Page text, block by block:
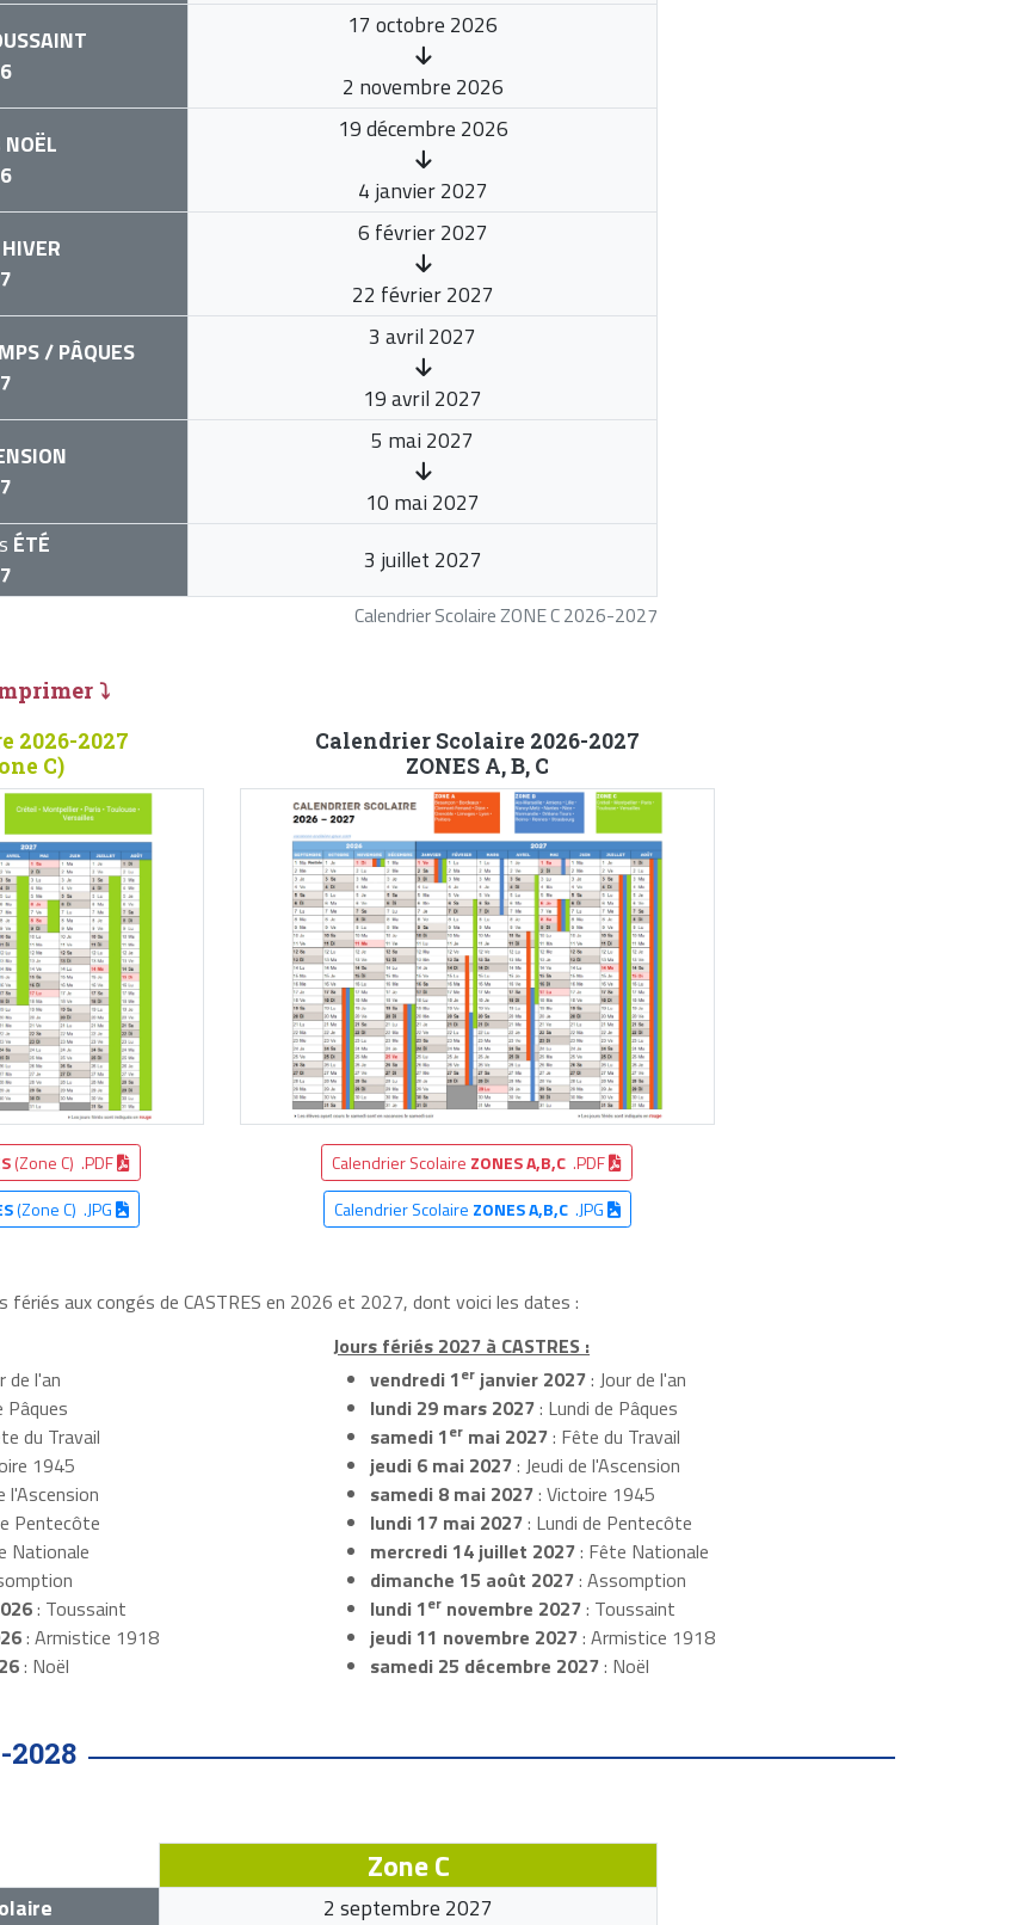
Calendrier Scolaire ZONE C 2026-2027
17 octobre 2026
2 novembre 2026
NOËL
19 décembre 2026
4 janvier 2027
HIVER
6 février 2027
22 février 2027
/ PÂQUES
3 avril 2027
19 avril 2027
5 mai 2027
10 mai 2027
ÉTÉ
3 juillet 2027
⤵
2026-2027
C)
(Zone C) .PDF
(Zone C) .JPG
Calendrier Scolaire 2026-2027
ZONES A, B, C
Calendrier Scolaire ZONES A,B,C .PDF
Calendrier Scolaire ZONES A,B,C.JPG
fériés aux congés de CASTRES en 2026 et 2027, dont voici les dates :
de l'an
Pâques
du Travail
1945
l'Ascension
Pentecôte
Nationale
: Toussaint
: Armistice 1918
: Noël
Jours fériés 2027 à CASTRES :
vendredi 1erjanvier 2027: Jour de l'an
lundi 29 mars 2027: Lundi de Pâques
samedi 1ermai 2027: Fête du Travail
jeudi 6 mai 2027: Jeudi de l'Ascension
samedi 8 mai 2027: Victoire 1945
lundi 17 mai 2027: Lundi de Pentecôte
mercredi 14 juillet 2027: Fête Nationale
dimanche 15 août 2027: Assomption
lundi 1ernovembre 2027: Toussaint
jeudi 11 novembre 2027: Armistice 1918
samedi 25 décembre 2027: Noël
2028
Zone C
2 septembre 2027